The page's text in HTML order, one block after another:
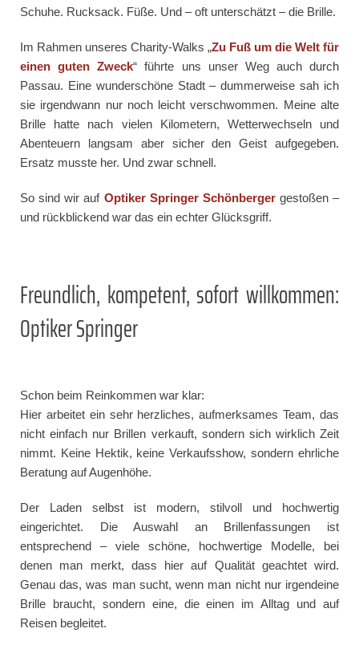
Schuhe. Rucksack. Füße. Und – oft unterschätzt – die Brille.
Im Rahmen unseres Charity-Walks „Zu Fuß um die Welt für
einen guten Zweck“ führte uns unser Weg auch durch
Passau. Eine wunderschöne Stadt – dummerweise sah ich
sie irgendwann nur noch leicht verschwommen. Meine alte
Brille hatte nach vielen Kilometern, Wetterwechseln und
Abenteuern langsam aber sicher den Geist aufgegeben.
Ersatz musste her. Und zwar schnell.
So sind wir auf Optiker Springer Schönbergergestoßen –
und rückblickend war das ein echter Glücksgriff.
Freundlich, kompetent, sofort willkommen:
Optiker Springer
Schon beim Reinkommen war klar:
Hier arbeitet ein sehr herzliches, aufmerksames Team, das
nicht einfach nur Brillen verkauft, sondern sich wirklich Zeit
nimmt. Keine Hektik, keine Verkaufsshow, sondern ehrliche
Beratung auf Augenhöhe.
Der Laden selbst ist modern, stilvoll und hochwertig
eingerichtet. Die Auswahl an Brillenfassungen ist
entsprechend – viele schöne, hochwertige Modelle, bei
denen man merkt, dass hier auf Qualität geachtet wird.
Genau das, was man sucht, wenn man nicht nur irgendeine
Brille braucht, sondern eine, die einen im Alltag und auf
Reisen begleitet.